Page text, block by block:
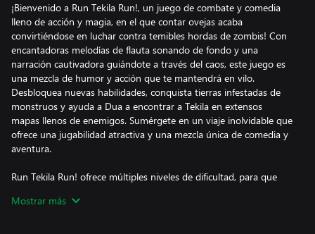
¡Bienvenido a Run Tekila Run!, un juego de combate y comedia
lleno de acción y magia, en el que contar ovejas acaba
convirtiéndose en luchar contra temibles hordas de zombis! Con
encantadoras melodías de flauta sonando de fondo y una
narración cautivadora guiándote a través del caos, este juego es
una mezcla de humor y acción que te mantendrá en vilo.
Desbloquea nuevas habilidades, conquista tierras infestadas de
monstruos y ayuda a Dua a encontrar a Tekila en extensos
mapas llenos de enemigos. Sumérgete en un viaje inolvidable que
ofrece una jugabilidad atractiva y una mezcla única de comedia y
aventura.
Run Tekila Run! ofrece múltiples niveles de dificultad, para que
busques una partida relajante en modo Invencible o anheles un
Mostrar más